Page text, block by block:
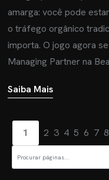
amarga: você pode
o tráfego orgânico
importa. O jogo agora
Managing Partner na
Saiba Mais
1 2 3 4 5 6 7 8